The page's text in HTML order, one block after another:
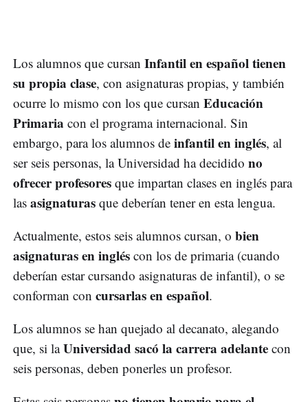
Los alumnos que cursan Infantil en español tienen
su propia clase, con asignaturas propias, y también
ocurre lo mismo con los que cursan Educación
Primaria con el programa internacional. Sin
embargo, para los alumnos de infantil en inglés, al
ser seis personas, la Universidad ha decidido no
ofrecer profesores que impartan clases en inglés para
las asignaturas que deberían tener en esta lengua.
Actualmente, estos seis alumnos cursan, o bien
asignaturas en inglés con los de primaria (cuando
deberían estar cursando asignaturas de infantil), o se
conforman con cursarlas en español.
Los alumnos se han quejado al decanato, alegando
que, si laUniversidad sacó la carrera adelante con
seis personas, deben ponerles un profesor.